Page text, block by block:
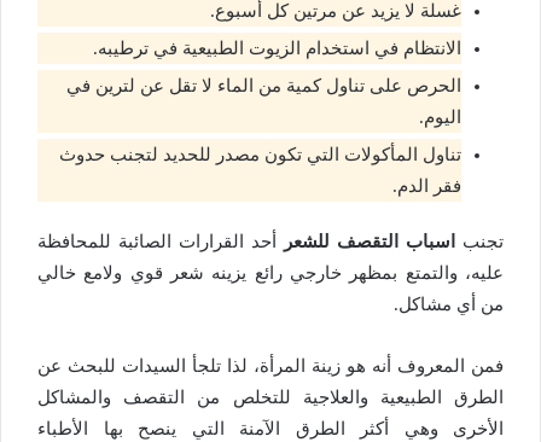
غسلة لا يزيد عن مرتين كل أسبوع.
الانتظام في استخدام الزيوت الطبيعية في ترطيبه.
الحرص على تناول كمية من الماء لا تقل عن لترين في
اليوم.
تناول المأكولات التي تكون مصدر للحديد لتجنب حدوث
فقر الدم.
تجنب اسباب التقصف للشعر
أحد القرارات الصائبة للمحافظة
عليه، والتمتع بمظهر خارجي رائع يزينه شعر قوي ولامع خالي
من أي مشاكل.
فمن المعروف أنه هو زينة المرأة، لذا تلجأ السيدات للبحث عن
الطرق الطبيعية والعلاجية للتخلص من التقصف والمشاكل
الأخرى وهي أكثر الطرق الآمنة التي ينصح بها الأطباء